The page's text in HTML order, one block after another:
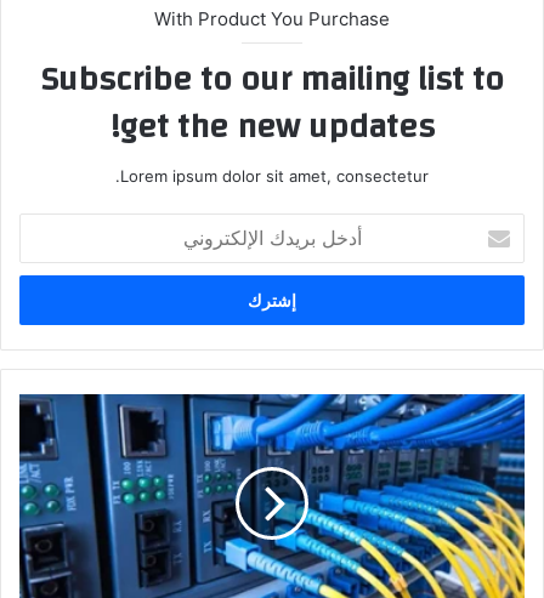
With Product You Purchase
Subscribe to our mailing list to
get the new updates!
Lorem ipsum dolor sit amet, consectetur.
بريدك
الإلكتروني
الاتصالات
النيابية:
خدمة
الانترنيت
الرديئة
لا
تتناسب
مع